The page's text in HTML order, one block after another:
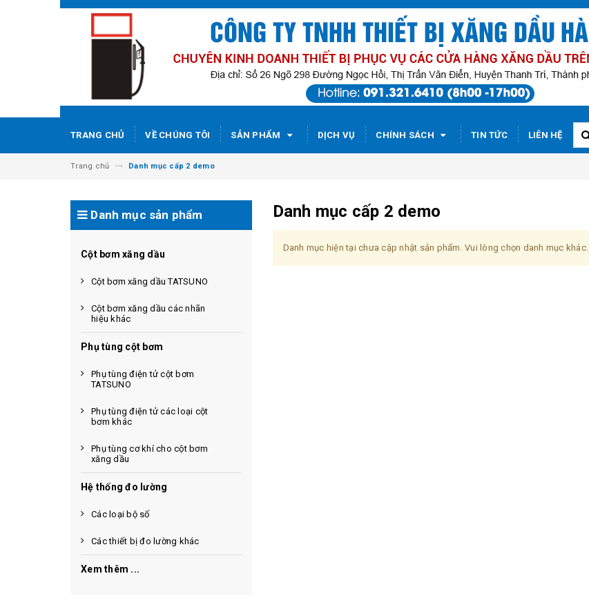
TRANG CHỦ VỀ CHÚNG TÔI SẢN PHẨM DỊCH VỤ CHÍNH SÁCH TIN TỨC LIÊN HỆ
Trang chủ Danh mục cấp 2 demo
Danh mục cấp 2 demo
Danh mục hiện tại chưa cập nhật sản phẩm. Vui lòng chọn danh mục khác.
Danh mục sản phẩm
Cột bơm xăng dầu
Cột bơm xăng dầu TATSUNO
Cột bơm xăng dầu các nhãn
hiệu khác
Phụ tùng cột bơm
Phụ tùng điện tử cột bơm
TATSUNO
Phụ tùng điện tử các loại cột
bơm khác
Phụ tùng cơ khí cho cột bơm
xăng dầu
Hệ thống đo lường
Các loại bộ số
Các thiết bị đo lường khác
Xem thêm ...